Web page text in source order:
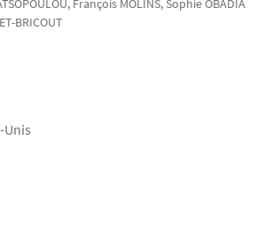
, François MOLINS, SophieOBADIA
BRICOUT
Unis